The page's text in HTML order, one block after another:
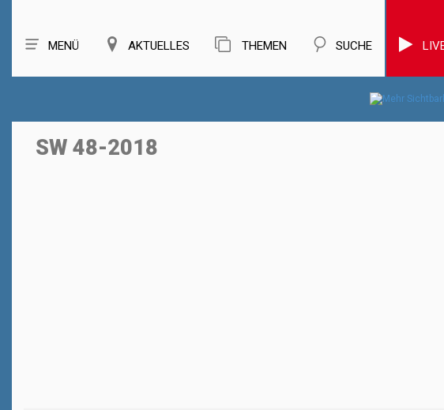
MENÜ AKTUELLES THEMEN SUCHE
SW 48-2018